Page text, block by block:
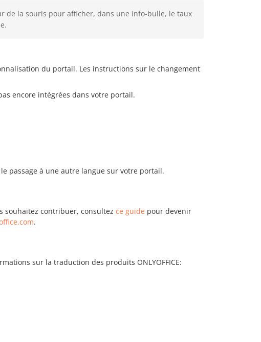
de la souris pour afficher, dans une info-bulle, le taux
du portail. Les instructions sur le changement
encore intégrées dans votre portail.
passage à une autre langue sur votre portail.
souhaitez contribuer, consultez ce guide pour devenir
.
sur la traduction des produits ONLYOFFICE: